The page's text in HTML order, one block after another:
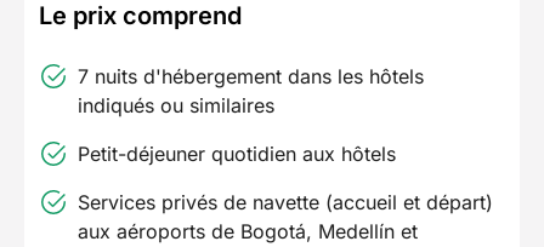
Le prix comprend
7 nuits d'hébergement dans les hôtels
indiqués ou similaires
Petit-déjeuner quotidien aux hôtels
Services privés de navette (accueil et départ)
aux aéroports de Bogotá, Medellín et